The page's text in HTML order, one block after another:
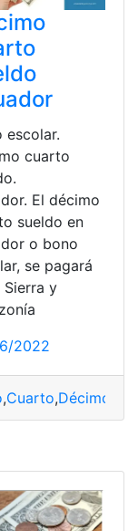
escolar.
cuarto
El décimo
sueldo en
o bono
se pagará
Sierra y
2022
,Cuarto,Décimo